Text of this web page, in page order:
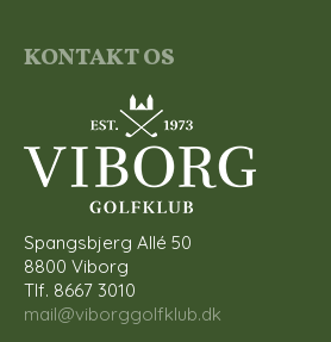
KONTAKT OS
Spangsbjerg Allé 50
8800 Viborg
Tlf. 8667 3010
mail@viborggolfklub.dk